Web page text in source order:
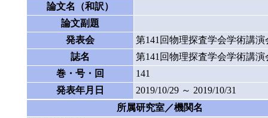
論文名（和訳）
論文副題
発表会
第141回物理探査学会学術講演
誌名
第141回物理探査学会学術講演
巻・号・回
141
発表年月日
2019/10/29 ～ 2019/10/31
所属研究室／機関名